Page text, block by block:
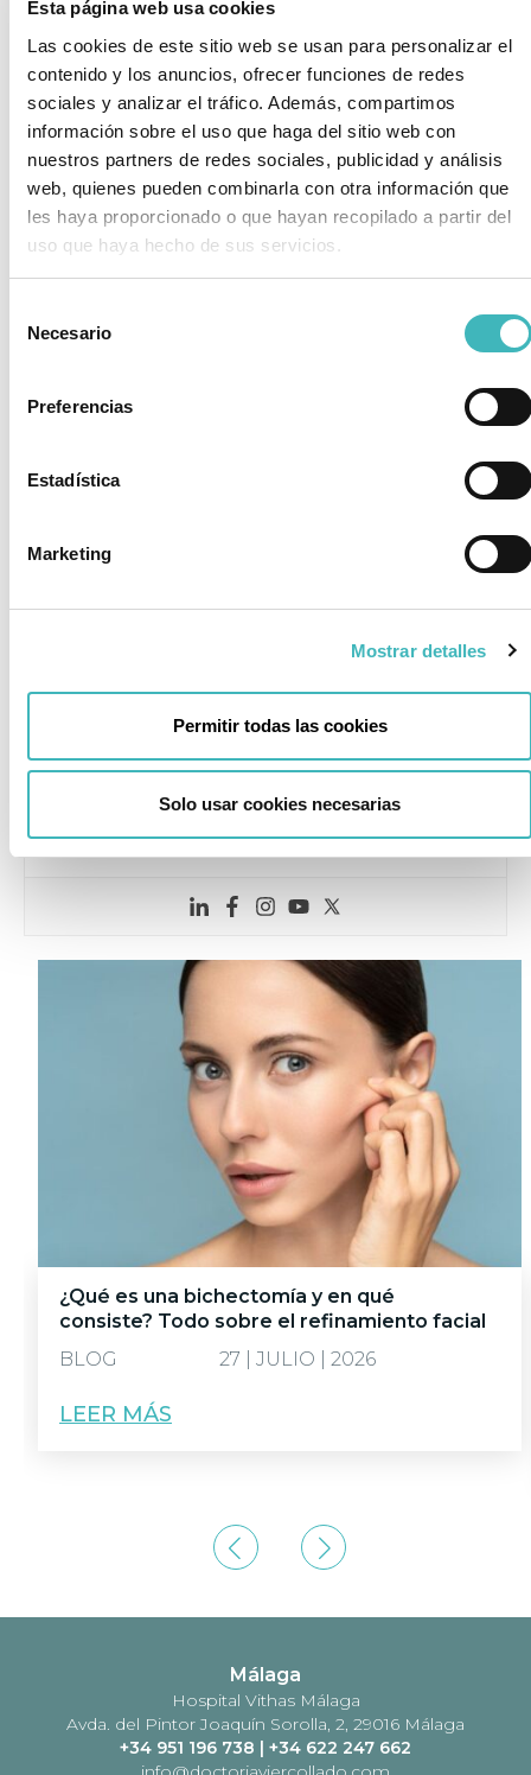
Esta página web usa cookies
Las cookies de este sitio web se usan para personalizar el
contenido y los anuncios, ofrecer funciones de redes
sociales y analizar el tráfico. Además, compartimos
información sobre el uso que haga del sitio web con
nuestros partners de redes sociales, publicidad y análisis
web, quienes pueden combinarla con otra información que
les haya proporcionado o que hayan recopilado a partir del
uso que haya hecho de sus servicios.
Necesario
Preferencias
Estadística
Marketing
Mostrar detalles
Permitir todas las cookies
Solo usar cookies necesarias
Laabdominoplastia, ocirugía de abdomen, es
una opción de cirugía estética para hombres
que desean eliminar el exceso de piel y grasa
en la zona abdominal. Este procedimiento es
especialmente popular entre aquellos que han
experimentado cambios significativos en su peso o
han pasado por cirugías bariátricas. La
abdominoplastia no solo mejora la apariencia
estética, sino que también puede abordar
problemas como la diástasis de rectos,
Cirujano Plástico en Málaga, Marbella y Algeciras,
AECEP. Ganador del premio Doctoralia Awards, siendo
considerado el cirujano plástico mejor valorado de
Hospital Vithas de Málaga y en el Hospital Quirón de
información sobre tu caso, estaré encantado de
atenderte.
¿Qué es una bichectomía y en qué
consiste? Todo sobre el refinamiento facial
BLOG
27 | JULIO | 2026
LEER MÁS
Málaga
Hospital Vithas Málaga
Avda. del Pintor Joaquín Sorolla, 2, 29016 Málaga
+34 951 196 738 | +34 622 247 662